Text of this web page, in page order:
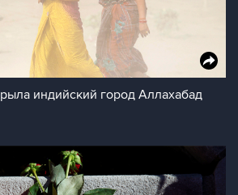
индийский город Аллахабад